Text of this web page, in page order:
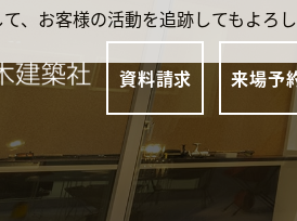
資料請求 来場予
、お客様の活動を追跡してもよろ